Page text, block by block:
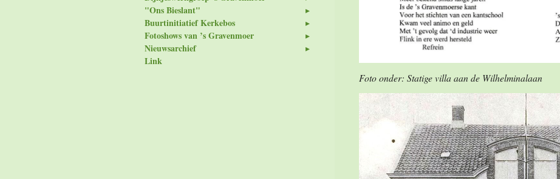
Foto onder: Statige villa aan de Wilhelminalaan
"Ons Bieslant"
Buurtinitiatief Kerkebos
Fotoshows van ’s Gravenmoer
Nieuwsarchief
Link